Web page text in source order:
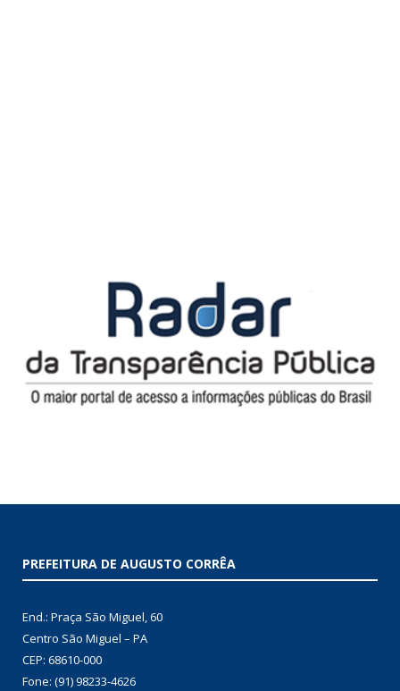
PREFEITURA DE AUGUSTO CORRÊA
End.: Praça São Miguel, 60
Centro São Miguel – PA
CEP: 68610-000
Fone: (91) 98233-4626